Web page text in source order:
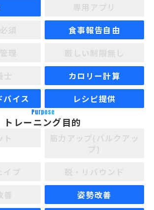
食事報告自由
カロリー計算
バイス
レシピ提供
Purpose
トレーニング目的
姿勢改善